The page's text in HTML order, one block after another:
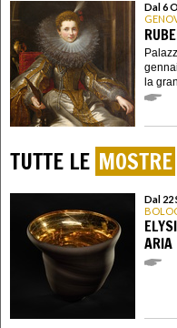
Dal 6
la
TUTTE LE MOSTRE
Dal 22
ARIA